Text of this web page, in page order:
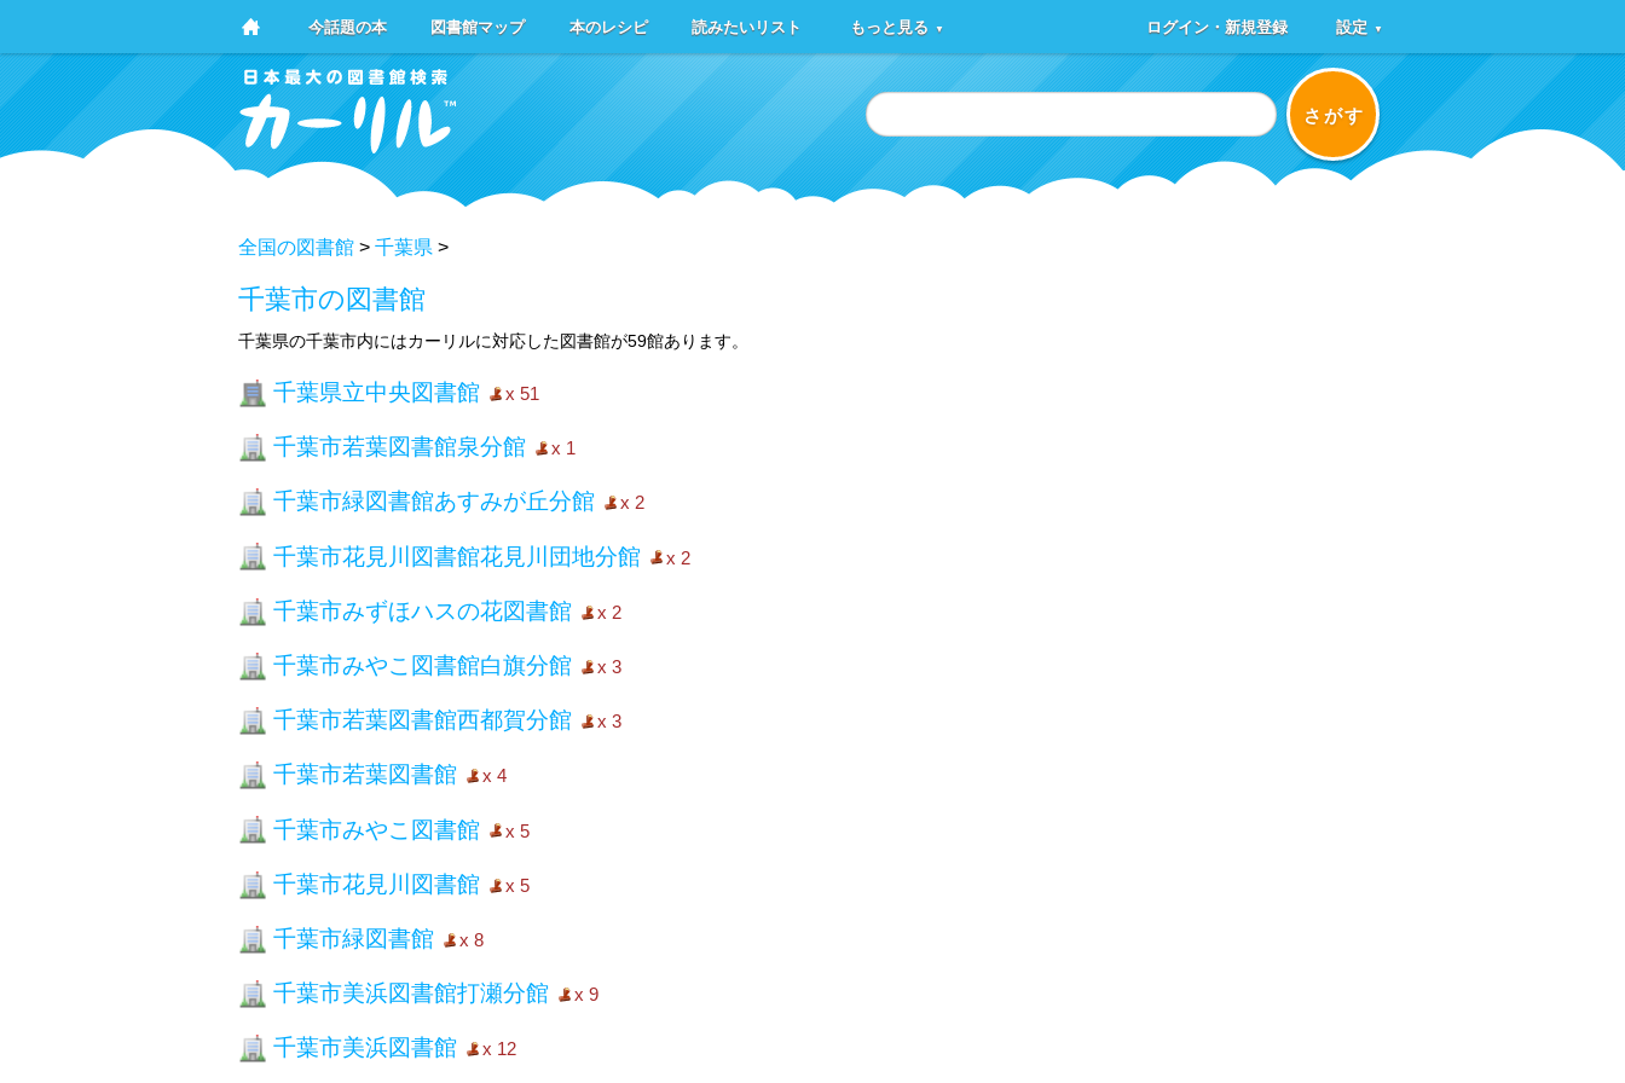
今話題の本 図書館マップ 本のレシピ 読みたいリスト もっと見る ▼ ログイン・新規登録 設定 ▼
さがす
全国の図書館 > 千葉県 >
千葉市の図書館
千葉県の千葉市内にはカーリルに対応した図書館が59館あります。
千葉県立中央図書館 x 51
千葉市若葉図書館泉分館 x 1
千葉市緑図書館あすみが丘分館 x 2
千葉市花見川図書館花見川団地分館 x 2
千葉市みずほハスの花図書館 x 2
千葉市みやこ図書館白旗分館 x 3
千葉市若葉図書館西都賀分館 x 3
千葉市若葉図書館 x 4
千葉市みやこ図書館 x 5
千葉市花見川図書館 x 5
千葉市緑図書館 x 8
千葉市美浜図書館打瀬分館 x 9
千葉市美浜図書館 x 12